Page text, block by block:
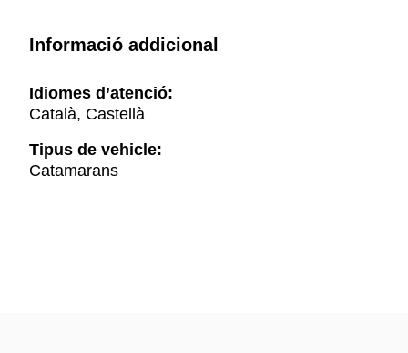
Informació addicional
Idiomes d’atenció:
Català, Castellà
Tipus de vehicle:
Catamarans